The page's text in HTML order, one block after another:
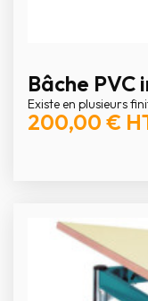
Bâche
Existe en plusieurs
200,00 €